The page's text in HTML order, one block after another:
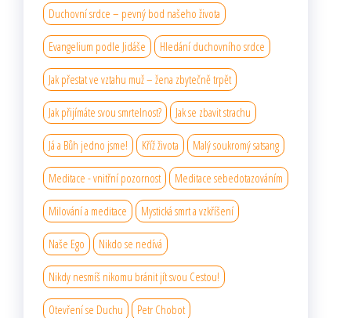
Duchovní srdce – pevný bod našeho života
Evangelium podle Jidáše Hledání duchovního srdce
Jak přestat ve vztahu muž – žena zbytečně trpět
Jak přijímáte svou smrtelnost? Jak se zbavit strachu
Já a Bůh jedno jsme! Kříž života Malý soukromý satsang
Meditace - vnitřní pozornost Meditace sebedotazováním
Milování a meditace Mystická smrt a vzkříšení
Naše Ego Nikdo se nedívá
Nikdy nesmíš nikomu bránit jít svou Cestou!
Otevření se Duchu Petr Chobot